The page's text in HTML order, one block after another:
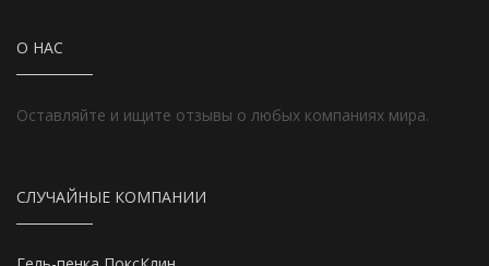
О НАС
Оставляйте и ищите отзывы о любых компаниях мира.
СЛУЧАЙНЫЕ КОМПАНИИ